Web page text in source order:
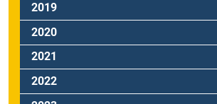
2019
2020
2021
2022